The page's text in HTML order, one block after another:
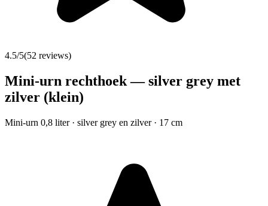
4.5/5(52 reviews)
Mini-urn rechthoek — silver grey met
zilver (klein)
Mini-urn 0,8 liter · silver grey en zilver · 17 cm